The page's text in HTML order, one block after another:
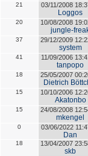
21 03/11/2008
Loggos
20 10/08/2008
jungle-
37 29/12/2009
system
41 11/09/2006
tanpopo
18 25/05/2007
Dietrich
15 10/10/2006
Akatonbo
15 24/08/2008
mkengel
0 03/06/2022
Dan
18 13/04/2007
skb